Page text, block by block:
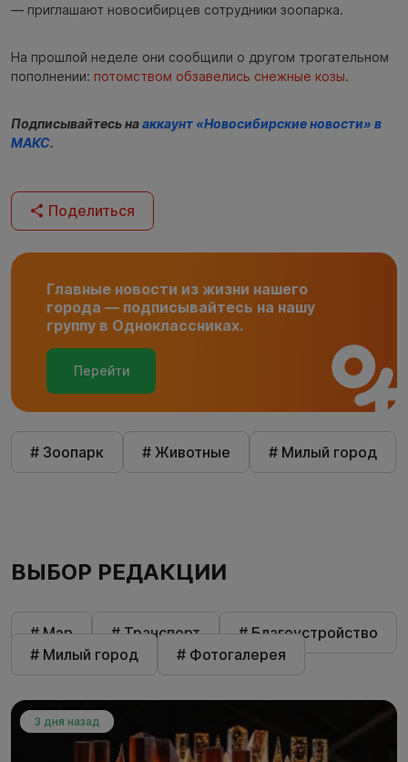
— приглашают новосибирцев сотрудники зоопарка.
На прошлой неделе они сообщили о другом трогательном
пополнении: потомством обзавелись снежные козы.
Подписывайтесь нааккаунт «Новосибирские новости» в
МАКС.
Поделиться
Главные новости из жизни нашего
города — подписывайтесь на нашу
группу в Одноклассниках.
Перейти
# Зоопарк # Животные # Милый город
ВЫБОР РЕДАКЦИИ
# Мэр # Транспорт
# Благоустройство
# Милый город
# Фотогалерея
3 дня назад